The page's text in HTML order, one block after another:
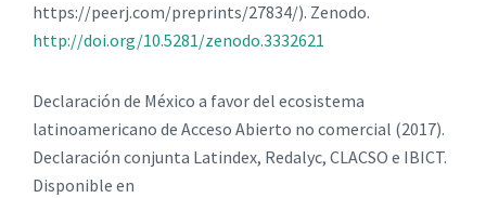
https://peerj.com/preprints/27834/). Zenodo.
http://doi.org/10.5281/zenodo.3332621
Declaración de México a favor del ecosistema
latinoamericano de Acceso Abierto no comercial (2017).
Declaración conjunta Latindex, Redalyc, CLACSO e IBICT.
Disponible en